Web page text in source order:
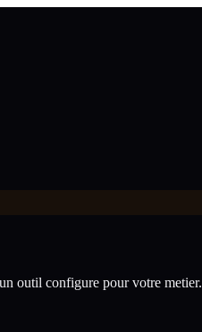
outil configure pour votre metier.